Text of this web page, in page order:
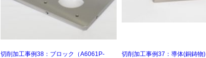
切削加工事例38：ブロック（A6061P-
切削加工事例37：導体(銅鋳物)